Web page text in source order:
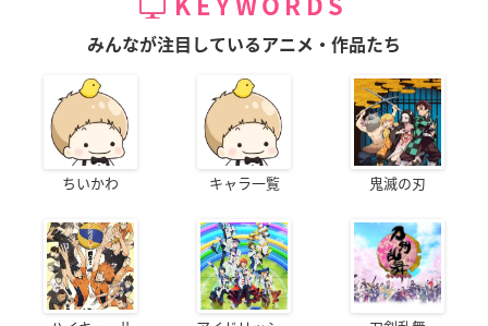
KEYWORDS
みんなが注目しているアニメ・作品たち
ちいかわ キャラ一覧 鬼滅の刃